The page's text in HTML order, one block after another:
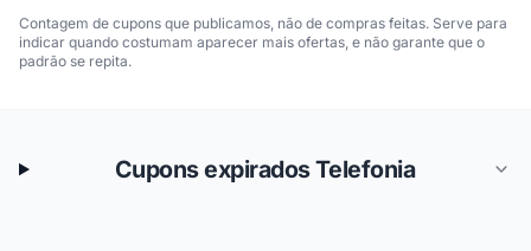
Contagem de cupons que publicamos, não de compras feitas. Serve para
indicar quando costumam aparecer mais ofertas, e não garante que o
padrão se repita.
Cupons expirados Telefonia